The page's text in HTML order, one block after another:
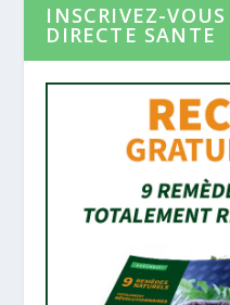
INSCRIVEZ-
DIRECTE SANTE